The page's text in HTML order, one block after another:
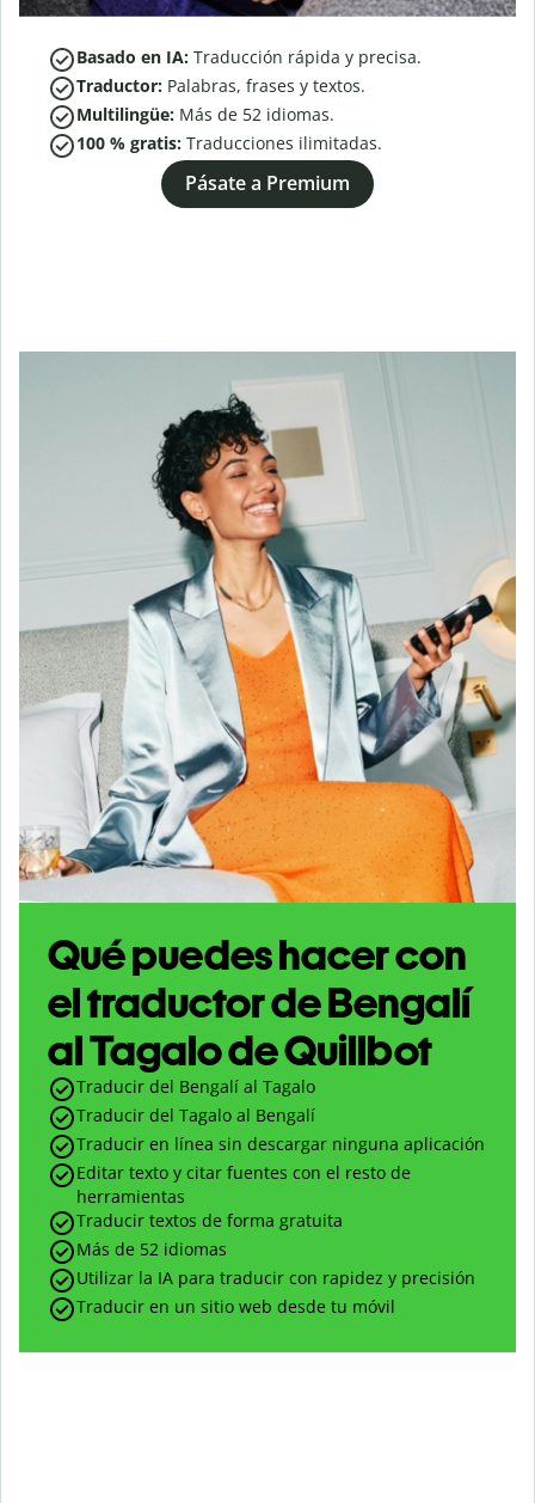
Basado en IA: Traducción rápida y precisa.
Traductor: Palabras, frases y textos.
Multilingüe: Más de 52 idiomas.
100 % gratis: Traducciones ilimitadas.
Pásate a Premium
Qué puedes hacer con
el traductor de Bengalí
al Tagalo de Quillbot
Traducir del Bengalí al Tagalo
Traducir del Tagalo al Bengalí
Traducir en línea sin descargar ninguna aplicación
Editar texto y citar fuentes con el resto de
herramientas
Traducir textos de forma gratuita
Más de 52 idiomas
Utilizar la IA para traducir con rapidez y precisión
Traducir en un sitio web desde tu móvil